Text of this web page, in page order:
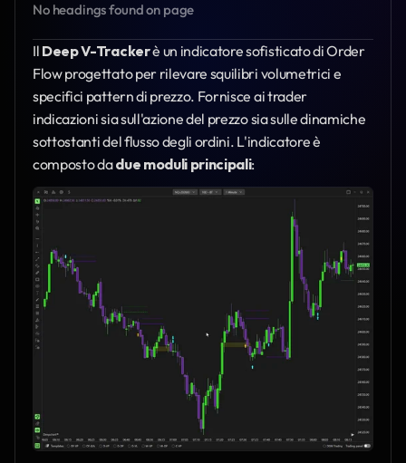
No headings found on page
Il Deep V-Tracker è un indicatore sofisticato di Order
Flow progettato per rilevare squilibri volumetrici e
specifici pattern di prezzo. Fornisce ai trader
indicazioni sia sull'azione del prezzo sia sulle dinamiche
sottostanti del flusso degli ordini. L'indicatore è
composto da due moduli principali: